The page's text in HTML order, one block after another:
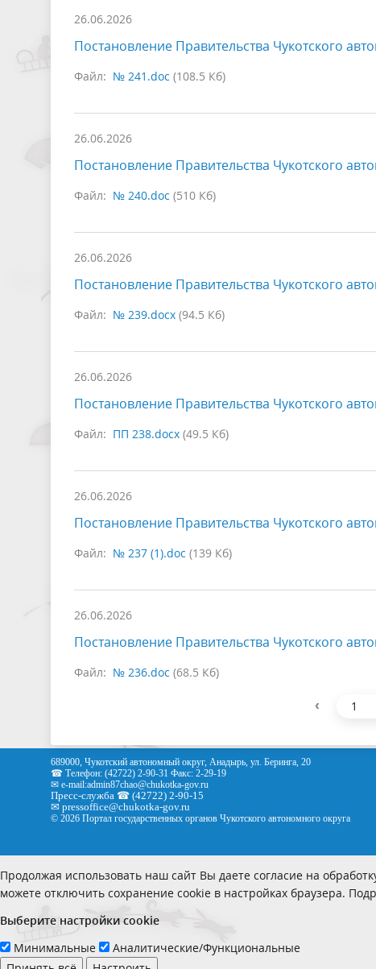
26.06.2026
Постановление Правительства Чукотского
Файл: № 241.doc (108.5 Кб)
26.06.2026
Постановление Правительства Чукотского
Файл: № 240.doc (510 Кб)
26.06.2026
Постановление Правительства Чукотского
Файл: № 239.docx (94.5 Кб)
26.06.2026
Постановление Правительства Чукотского
Файл: ПП 238.docx (49.5 Кб)
26.06.2026
Постановление Правительства Чукотского
Файл: № 237 (1).doc (139 Кб)
26.06.2026
Постановление Правительства Чукотского
Файл: № 236.doc (68.5 Кб)
‹ 1
689000, Чукотский автономный округ, Анадырь, ул. Беринга, 20
☎ Телефон: (42722) 2-90-31 Факс: 2-29-19
✉ e-mail:admin87chao@chukotka-gov.ru
Пресс-служба ☎ (42722) 2-90-15
✉ pressoffice@chukotka-gov.ru
© 2026 Портал государственных органов Чукотского автономного округа
Продолжая использовать наш сайт Вы даете согласие на
можете отключить сохранение cookie в настройках браузера.
Выберите настройки cookie
Минимальные
Аналитические/Функциональные